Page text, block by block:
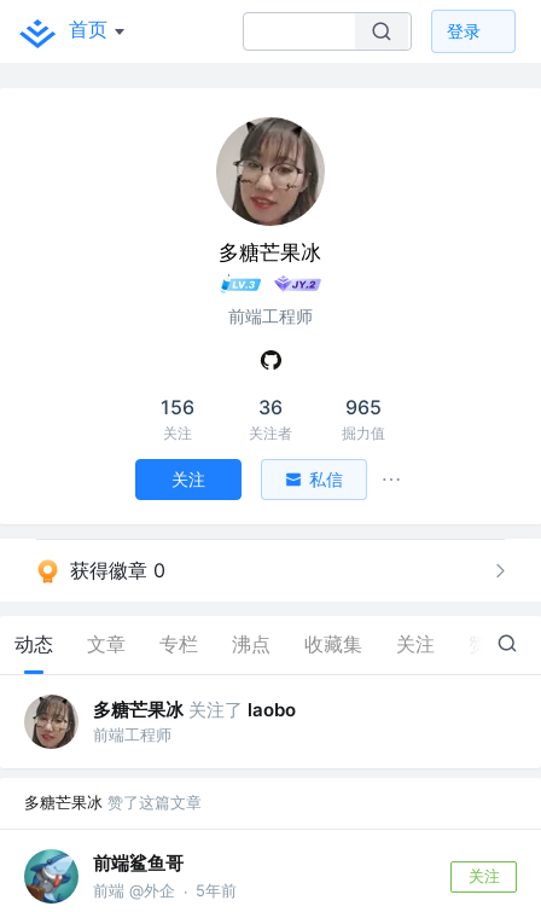
首页 登录
多糖芒果冰
前端工程师
156
关注
36
关注者
965
掘力值
关注 私信
获得徽章 0
动态 文章 专栏 沸点 收藏集 关注 103
多糖芒果冰 关注了 laobo
前端工程师
多糖芒果冰 赞了这篇文章
前端鲨鱼哥
前端 @外企 · 5年前
关注